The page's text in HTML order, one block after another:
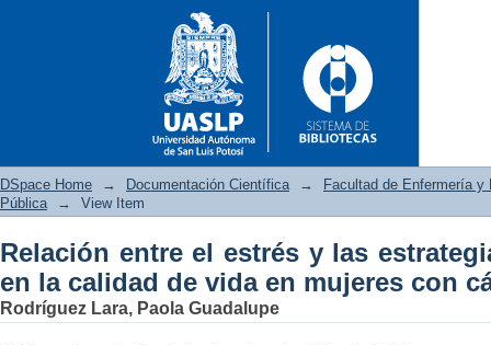
Relación entre el estrés y
mujeres con cáncer de mama
DSpace Home → Documentación Científica →
Facultad de Enfermería y
Pública
→ View Item
Relación entre el estrés y las
en la calidad de vida en mujeres con
Rodríguez Lara, Paola Guadalupe